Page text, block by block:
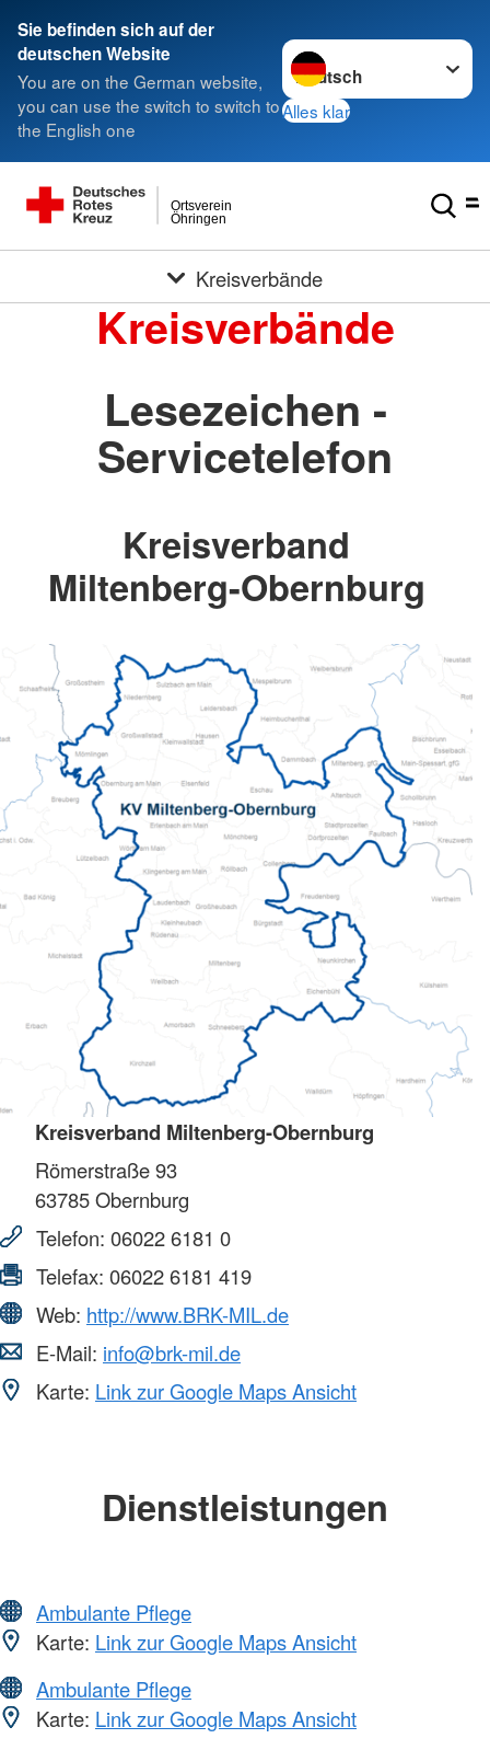
Sie befinden sich auf der
deutschen Website
You are on the German website,
you can use the switch to switch to
the English one
Sprache wechseln zu
Alles klar
Öhringen
Ortsverein
Kreisverbände
Kreisverbände
Lesezeichen -
Servicetelefon
Kreisverband
Miltenberg-Obernburg
Kreisverband Miltenberg-Obernburg
Römerstraße 93
63785Obernburg
Telefon: 06022 6181 0
Telefax: 06022 6181 419
Web: http://www.BRK-MIL.de
E-Mail: info@brk-mil.de
Karte: Link zur Google Maps Ansicht
Dienstleistungen
Ambulante Pflege
Karte: Link zur Google Maps Ansicht
Ambulante Pflege
Karte: Link zur Google Maps Ansicht